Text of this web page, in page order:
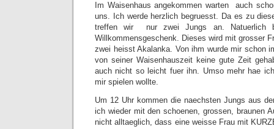
Im Waisenhaus angekommen warten auch
uns. Ich werde herzlich begruesst. Da es zu
treffen wir nur zwei Jungs an. Natuerlich
Willkommensgeschenk. Dieses wird mit grosser
zwei heisst Akalanka. Von ihm wurde mir schon
von seiner Waisenhauszeit keine gute Zeit
auch nicht so leicht fuer ihn. Umso mehr hae
mir spielen wollte.
Um 12 Uhr kommen die naechsten Jungs aus
ich wieder mit den schoenen, grossen, braunen
nicht alltaeglich, dass eine weisse Frau mit